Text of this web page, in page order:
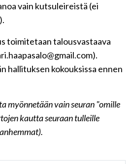
vain kutsuleireistä (ei
toimitetaan talousvastaava
hallituksen kokouksissa ennen
myönnetään vain seuran "omille
kautta seuraan tulleille